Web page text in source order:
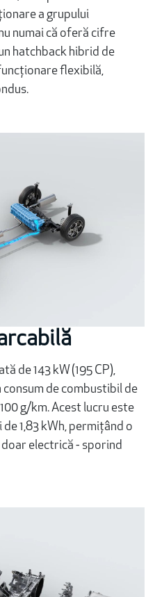
a grupului
numai că oferă cifre
hatchback hibrid de
flexibilă,
de 143 kW (195 CP),
de combustibil de
g/km. Acest lucru este
1,83 kWh, permițând o
electrică - sporind